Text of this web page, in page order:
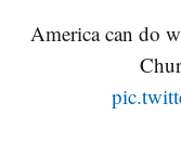
America can do